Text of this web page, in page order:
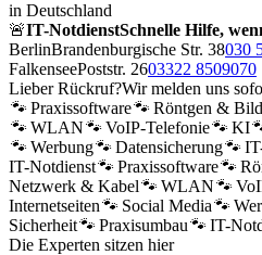
in Deutschland
🚨IT-NotdienstSchnelle Hilfe,
BerlinBrandenburgische Str. 38030
FalkenseePoststr. 2603322 8509070
Lieber Rückruf?Wir melden uns
🐾Praxissoftware🐾Röntgen &
🐾WLAN🐾VoIP-Telefonie🐾KI
🐾Werbung🐾Datensicherung🐾
IT-Notdienst🐾Praxissoftware🐾
Netzwerk & Kabel🐾WLAN🐾
Internetseiten🐾Social Media🐾
Sicherheit🐾Praxisumbau🐾IT-
Die Experten sitzen hier